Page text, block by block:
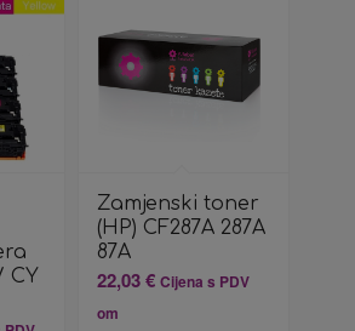
CY
Zamjenski toner
(HP) CF287A 287A
87A
22,03€ Cijena s PDV
om